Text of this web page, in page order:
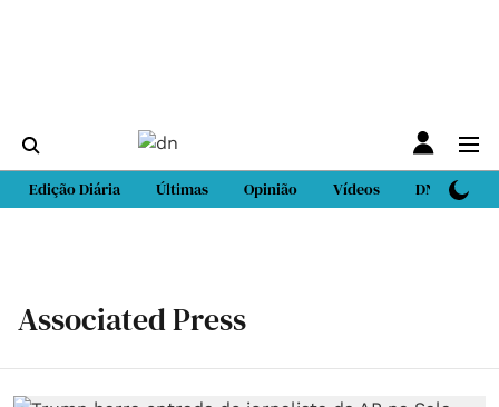
Edição Diária Últimas Opinião Vídeos DN Sport
Associated Press